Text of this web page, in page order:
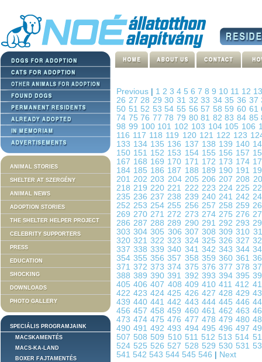
ANIMAL STORIES
SHELTER AT SZERGÉNY
ANIMAL NEWS
ADOPTION STORIES
THE SHELTER HELPER PROJECT
CELEBRITY SUPPORTERS
PRESS
EDUCATION
SHOCKING
DOWNLOADS
PHOTO GALLERY
SPECIÁLIS PROGRAMJAINK
MACSKAMENTÉS
MACS-KA-LAND
BOXER FAJTAMENTÉS
Previous 1 2 3 4 5 6 7 8 9 10 11 12
26 2728 293031 3233 343536 37
50 51 52 53 54 55 56 57 58 5960 61
74 7576 777879 8081 828384 85
98 99 100 101 102 103 104 105 106
116 117 118 119 120 121 122 123
133 134 135 136 137 138 139 140
150 151 152 153 154 155 156 157
167 168 169 170 171 172 173 174
184 185 186 187 188 189 190 191
201202203 204 205 206207208
218219220221 222 223 224 225
235236237238 239 240 241 242
252253254255 256 257 258 259
269270271272 273 274 275 276
286287288289 290 291 292 293
303304305 306 307 308309310
320321322323 324 325 326 327
337338339340 341 342 343 344
354355356357 358 359 360 361
371372373374 375 376 377 378
388389390391 392 393 394 395
405406407 408 409 410411412
422423424425 426 427 428 429
439440441442 443 444 445 446
456457458459 460 461 462 463
473474475476 477 478 479 480
490491492493 494 495 496 497
507 508 509 510 511 512 513 514
524 525 526 527 528 529 530 531
541 542 543 544 545 546 Next